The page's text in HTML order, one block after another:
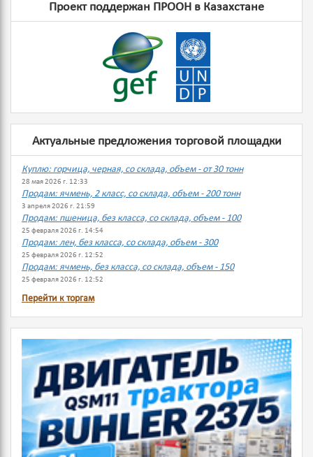
Проект поддержан ПРООН в Казахстане
Актуальные предложения торговой площадки
Куплю: горчица, черная, со склада, объем - от 30 тонн
28 мая 2026 г. 12:33
Продам: ячмень, 2 класс, со склада, объем - 200 тонн
3 апреля 2026 г. 21:59
Продам: пшеница, без класса, со склада, объем - 100
25 февраля 2026 г. 14:54
Продам: лен, без класса, со склада, объем - 300
25 февраля 2026 г. 12:52
Продам: ячмень, без класса, со склада, объем - 150
25 февраля 2026 г. 12:52
Перейти к торгам